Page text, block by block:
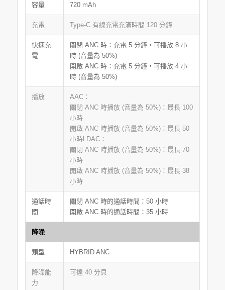
容量 720 mAh
充電 Type-C 有線充電充滿時間 120 分鐘
快速充
電
關閉 ANC 時：充電 5 分鐘，可播放 8 小
時 (音量為 50%)
開啟 ANC 時：充電 5 分鐘，可播放 4 小
時 (音量為 50%)
播放
AAC：
關閉 ANC 時播放 (音量為 50%)：最長 100
小時
開啟 ANC 時播放 (音量為 50%)：最長 50
小時LDAC：
關閉 ANC 時播放 (音量為 50%)：最長 70
小時
開啟 ANC 時播放 (音量為 50%)：最長 38
小時
通話時
間
關閉 ANC 時的通話時間：50 小時
開啟 ANC 時的通話時間：35 小時
降噪
類型 HYBRID ANC
降噪能
力
可達 40 分貝